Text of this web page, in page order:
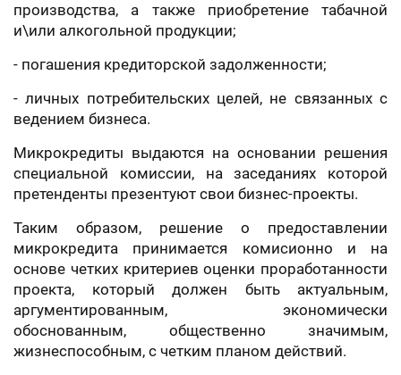
производства, а также приобретение табачной
и\или алкогольной продукции;
- погашения кредиторской задолженности;
- личных потребительских целей, не связанных с
ведением бизнеса.
Микрокредиты выдаются на основании решения
специальной комиссии, на заседаниях которой
претенденты презентуют свои бизнес-проекты.
Таким образом, решение о предоставлении
микрокредита принимается комисионно и на
основе четких критериев оценки проработанности
проекта, который должен быть актуальным,
аргументированным, экономически
обоснованным, общественно значимым,
жизнеспособным, с четким планом действий.